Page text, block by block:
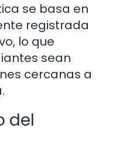
se basa en
registrada
lo que
sean
cercanas a
del